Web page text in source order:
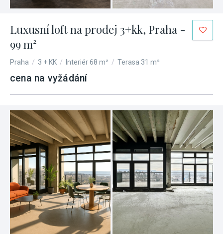
Luxusní loft na prodej 3+kk, Praha -
99 m²
Praha / 3 + KK / Interiér 68 m² / Terasa 31 m²
cena na vyžádání